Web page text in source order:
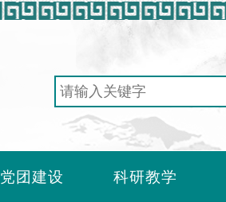
党团建设 科研教学